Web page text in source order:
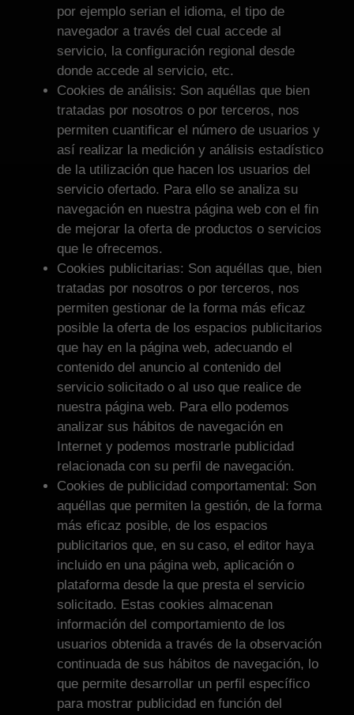
por ejemplo serian el idioma, el tipo de
navegador a través del cual accede al
servicio, la configuración regional desde
donde accede al servicio, etc.
Cookies de análisis: Son aquéllas que bien
tratadas por nosotros o por terceros, nos
permiten cuantificar el número de usuarios y
así realizar la medición y análisis estadístico
de la utilización que hacen los usuarios del
servicio ofertado. Para ello se analiza su
navegación en nuestra página web con el fin
de mejorar la oferta de productos o servicios
que le ofrecemos.
Cookies publicitarias: Son aquéllas que, bien
tratadas por nosotros o por terceros, nos
permiten gestionar de la forma más eficaz
posible la oferta de los espacios publicitarios
que hay en la página web, adecuando el
contenido del anuncio al contenido del
servicio solicitado o al uso que realice de
nuestra página web. Para ello podemos
analizar sus hábitos de navegación en
Internet y podemos mostrarle publicidad
relacionada con su perfil de navegación.
Cookies de publicidad comportamental: Son
aquéllas que permiten la gestión, de la forma
más eficaz posible, de los espacios
publicitarios que, en su caso, el editor haya
incluido en una página web, aplicación o
plataforma desde la que presta el servicio
solicitado. Estas cookies almacenan
información del comportamiento de los
usuarios obtenida a través de la observación
continuada de sus hábitos de navegación, lo
que permite desarrollar un perfil específico
para mostrar publicidad en función del